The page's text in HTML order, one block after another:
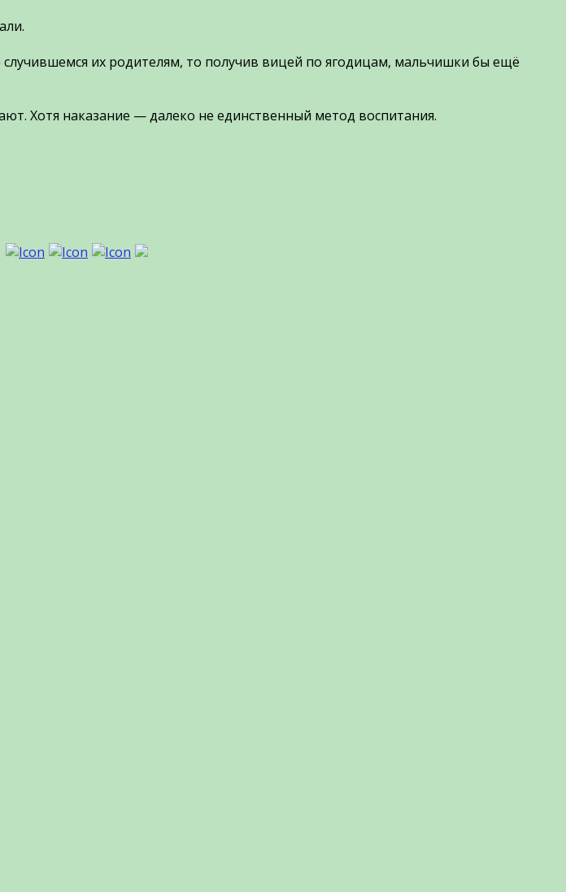
их родителям, то получив вицей по ягодицам, мальчишки бы ещё
Хотя наказание — далеко не единственный метод воспитания.